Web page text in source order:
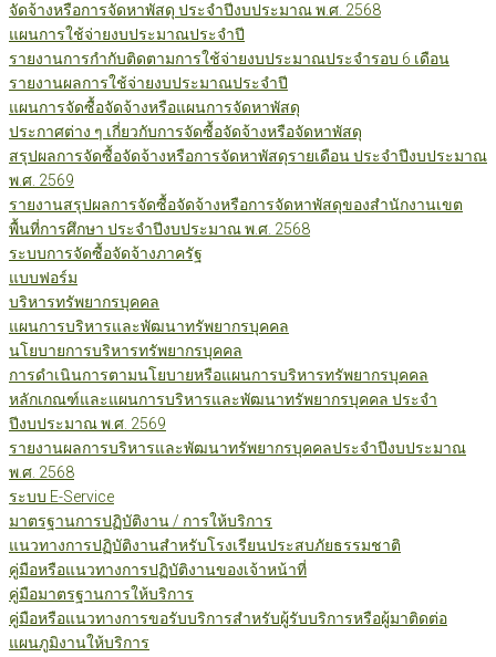
จัดจ้างหรือการจัดหาพัสดุ ประจำปีงบประมาณ พ.ศ. 2568
แผนการใช้จ่ายงบประมาณประจำปี
รายงานการกำกับติดตามการใช้จ่ายงบประมาณประจำรอบ 6 เดือน
รายงานผลการใช้จ่ายงบประมาณประจำปี
แผนการจัดซื้อจัดจ้างหรือแผนการจัดหาพัสดุ
ประกาศต่าง ๆ เกี่ยวกับการจัดซื้อจัดจ้างหรือจัดหาพัสดุ
สรุปผลการจัดซื้อจัดจ้างหรือการจัดหาพัสดุรายเดือน ประจำปีงบประมาณ
พ.ศ. 2569
รายงานสรุปผลการจัดซื้อจัดจ้างหรือการจัดหาพัสดุของสำนักงานเขต
พื้นที่การศึกษา ประจำปีงบประมาณ พ.ศ. 2568
ระบบการจัดซื้อจัดจ้างภาครัฐ
แบบฟอร์ม
บริหารทรัพยากรบุคคล
แผนการบริหารและพัฒนาทรัพยากรบุคคล
นโยบายการบริหารทรัพยากรบุคคล
การดำเนินการตามนโยบายหรือแผนการบริหารทรัพยากรบุคคล
หลักเกณฑ์และแผนการบริหารและพัฒนาทรัพยากรบุคคล ประจำ
ปีงบประมาณ พ.ศ. 2569
รายงานผลการบริหารและพัฒนาทรัพยากรบุคคลประจำปีงบประมาณ
พ.ศ. 2568
ระบบ E-Service
มาตรฐานการปฏิบัติงาน / การให้บริการ
แนวทางการปฏิบัติงานสำหรับโรงเรียนประสบภัยธรรมชาติ
คู่มือหรือแนวทางการปฏิบัติงานของเจ้าหน้าที่
คู่มือมาตรฐานการให้บริการ
คู่มือหรือแนวทางการขอรับบริการสำหรับผู้รับบริการหรือผู้มาติดต่อ
แผนภูมิงานให้บริการ